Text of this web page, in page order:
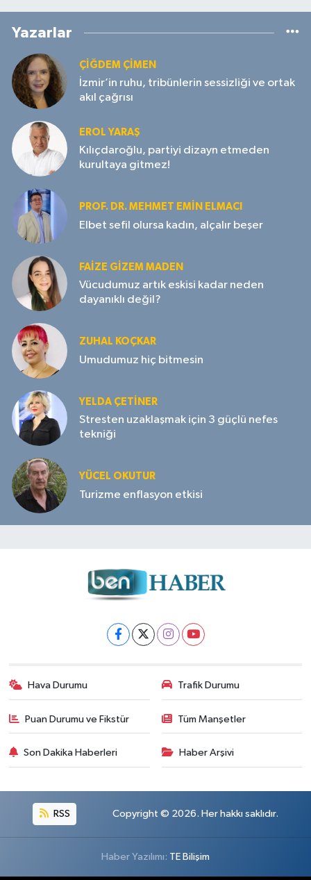
Yazarlar
ÇIĞDEM ÇIMEN
İzmir’in ruhu, tribünlerin sessizliği ve ortak
akıl çağrısı
EROL YARAŞ
Kılıçdaroğlu, partiyi dizayn etmeden
kurultaya gitmez!
PROF. DR. MEHMET EMIN ELMACI
Elbet sefil olursa kadın, alçalır beşer
FAIZE GIZEM MADEN
Vücudumuz artık eskisi kadar neden
dayanıklı değil?
ZUHAL KOÇKAR
Umudumuz hiç bitmesin
YELDA ÇETİNER
Stresten uzaklaşmak için 3 güçlü nefes
tekniği
YÜCEL OKUTUR
Turizme enflasyon etkisi
Hava Durumu Trafik Durumu
Puan Durumu ve Fikstür Tüm Manşetler
Son Dakika Haberleri Haber Arşivi
RSS Copyright © 2026. Her hakkı saklıdır.
Haber Yazılımı: TE Bilişim